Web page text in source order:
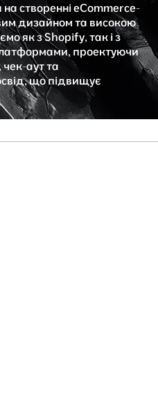
створенні eCommerce-
дизайном та високою
як з Shopify, так і з
проектуючи
чек-аут та
що підвищує